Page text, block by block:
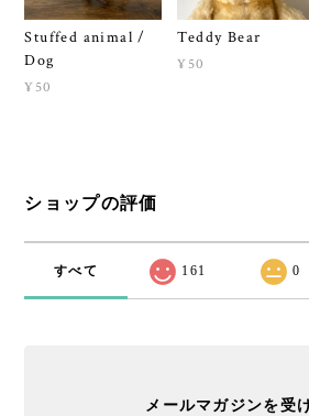
Stuffed animal /
Dog
¥50
Teddy Bear
¥50
ショップの評価
すべて 161 0
メールマガジンを受